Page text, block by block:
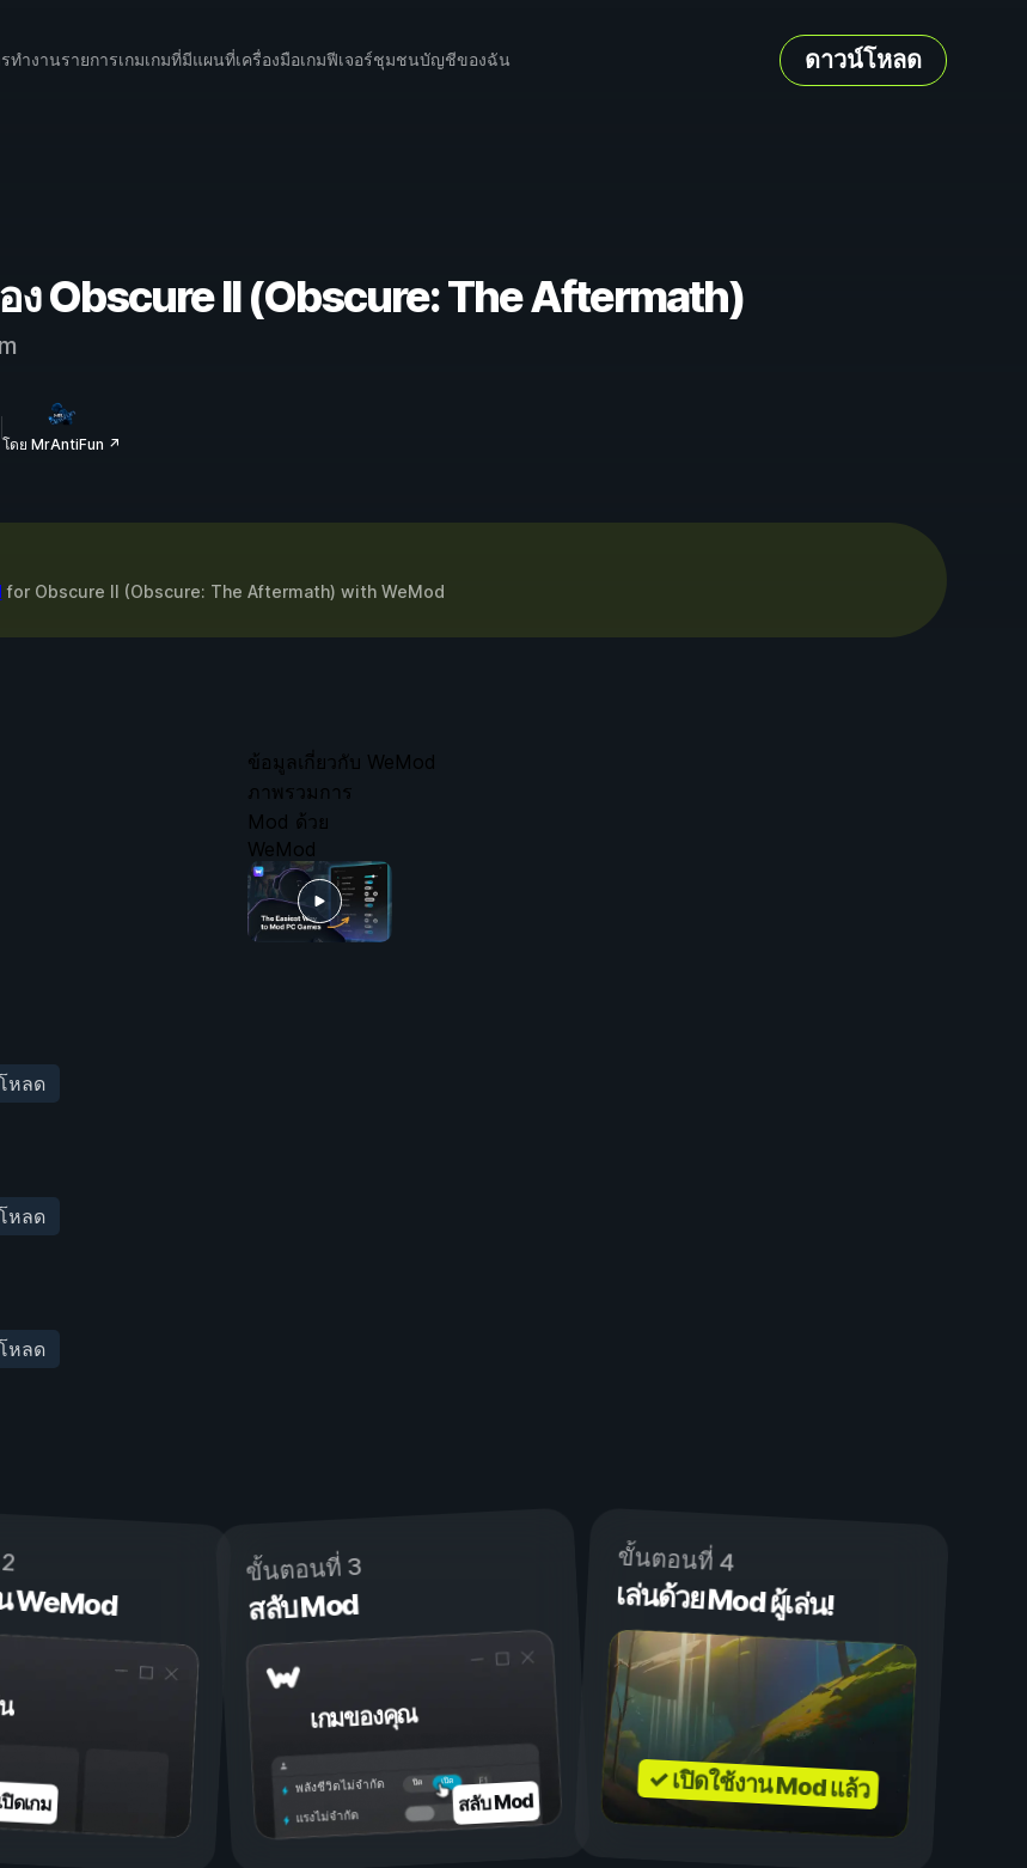
ทำงานรายการเกมเกมที่มีแผนที่เครื่องมือเกมฟีเจอร์ชุมชนบัญชีของฉัน ดาวน์โหลด
ง Obscure II (Obscure: The Aftermath)
โดย MrAntiFun ↗
for Obscure II (Obscure: The Aftermath) with WeMod
หลด
หลด
หลด
ข้อมูลเกี่ยวกับ WeMod
ภาพรวมการ
Mod ด้วย
WeMod
WeMod
ปิดเกม
ขั้นตอนที่ 3
สลับ Mod
เกมของคุณ
เปิด
ปิด
พลังชีวิตไม่จำกัด
แรงไม่จำกัด สลับ Mod
ขั้นตอนที่ 4
เล่นด้วย Mod ผู้เล่น!
✓ เปิดใช้งาน Mod แล้ว